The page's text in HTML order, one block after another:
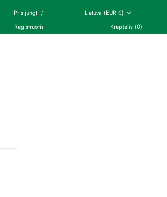
Prisijungti /
Registruotis
Lietuva (EUR €)
Krepšelis (0)